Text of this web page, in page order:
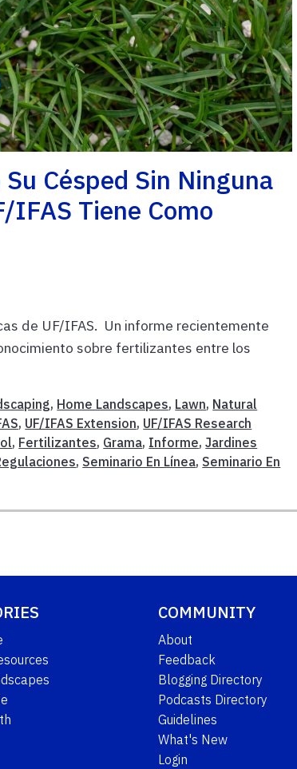
Césped Sin Ninguna
IFAS Tiene Como
de UF/IFAS. Un informe recientemente
sobre fertilizantes entre los
, Home Landscapes, Lawn, Natural
, UF/IFAS Extension, UF/IFAS Research
, Fertilizantes, Grama, Informe,Jardines
, Seminario En Línea, Seminario En
COMMUNITY
About
Feedback
Blogging Directory
Podcasts Directory
Guidelines
What's New
Login